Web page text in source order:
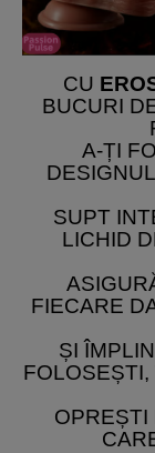
CU
BUCURI
A-ȚI
SUPT
LICHID
FIECARE
ȘI
OPREȘTI